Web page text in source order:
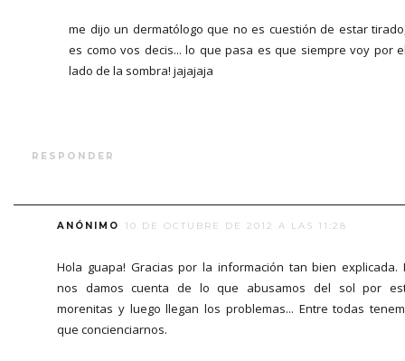
me dijo un dermatólogo que no es cuestión de estar
es como vos decis... lo que pasa es que siempre voy por
lado de la sombra! jajajaja
RESPONDER
ANÓNIMO 10 DE OCTUBRE DE 2012 A LAS 11:28
Hola guapa! Gracias por la información tan bien explicada.
nos damos cuenta de lo que abusamos del sol por
morenitas y luego llegan los problemas... Entre todas
que concienciarnos.